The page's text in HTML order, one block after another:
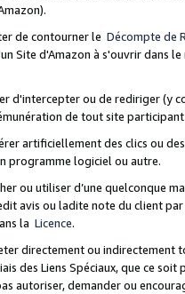
de contourner le Décompte de
Site d'Amazon à s'ouvrir dans
d'intercepter ou de rediriger
de tout site
artificiellement des clics ou
programme logiciel ou autre.
ou utiliser d’une quelconque
avis ou ladite note du client
la Licence.
directement ou
des Liens Spéciaux, que ce
autoriser, demander ou